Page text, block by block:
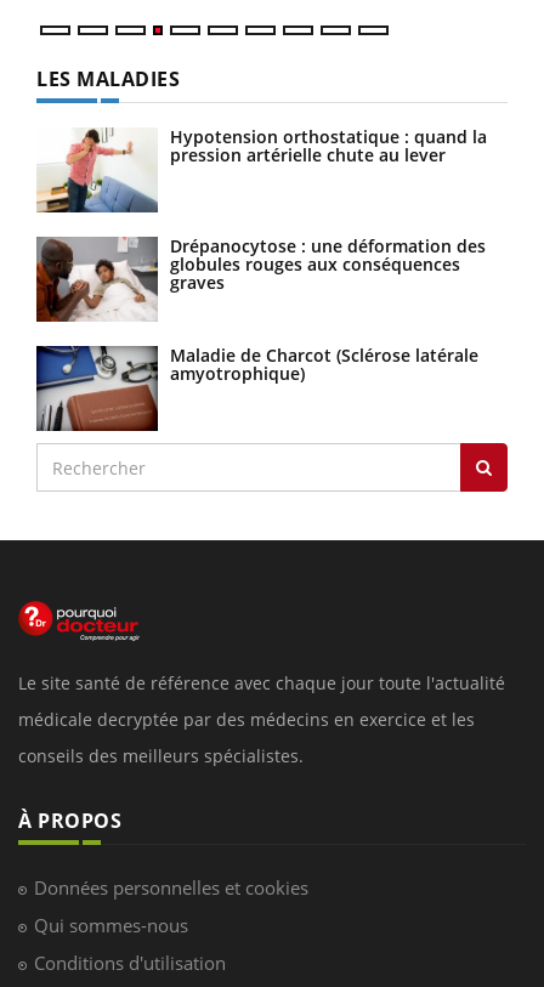
LES MALADIES
Hypotension orthostatique : quand la
pression artérielle chute au lever
Drépanocytose : une déformation des
globules rouges aux conséquences
graves
Maladie de Charcot (Sclérose latérale
amyotrophique)
Le site santé de référence avec chaque jour toute l'actualité
médicale decryptée par des médecins en exercice et les
conseils des meilleurs spécialistes.
À PROPOS
Données personnelles et cookies
Qui sommes-nous
Conditions d'utilisation